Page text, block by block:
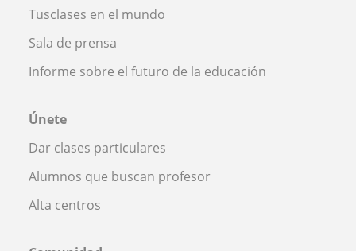
Tusclases en el mundo
Sala de prensa
Informe sobre el futuro de la educación
Únete
Dar clases particulares
Alumnos que buscan profesor
Alta centros